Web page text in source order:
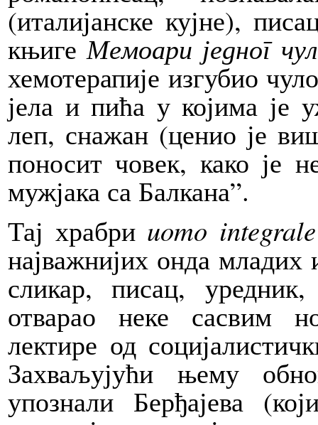
(италијанске кујне),
књигеМемоари једног
хемотерапије изгубио
јела и пића у којима је
леп, снажан (ценио је
поносит човек, како је
мужјака са Балкана”.
Тај храбри uomo integrale
најважнијих онда младих
сликар, писац,
отварао неке сасвим
лектире од
Захваљујући њему
упознали Берђајева